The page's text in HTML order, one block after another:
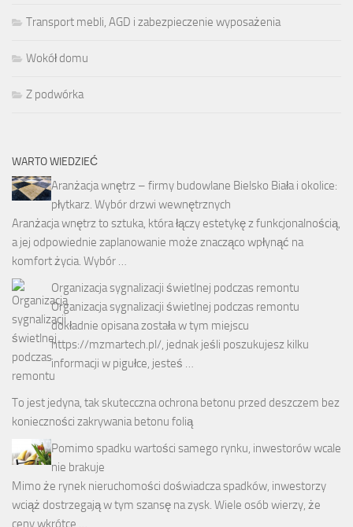
Transport mebli, AGD i zabezpieczenie wyposażenia
Wokół domu
Z podwórka
WARTO WIEDZIEĆ
Aranżacja wnętrz – firmy budowlane Bielsko Biała i okolice:
płytkarz. Wybór drzwi wewnętrznych
Aranżacja wnętrz to sztuka, która łączy estetykę z funkcjonalnością,
a jej odpowiednie zaplanowanie może znacząco wpłynąć na
komfort życia. Wybór …
Organizacja sygnalizacji świetlnej podczas remontu
Organizacja sygnalizacji świetlnej podczas remontu
dokładnie opisana została w tym miejscu
https://mzmartech.pl/, jednak jeśli poszukujesz kilku
informacji w pigułce, jesteś …
To jest jedyna, tak skuteccznaochrona betonu przed deszczem bez
konieczności zakrywania betonu folią
Pomimo spadku wartości samego rynku, inwestorów wcale
nie brakuje
Mimo że rynek nieruchomości doświadcza spadków, inwestorzy
wciąż dostrzegają w tym szansę na zysk. Wiele osób wierzy, że
ceny wkrótce …